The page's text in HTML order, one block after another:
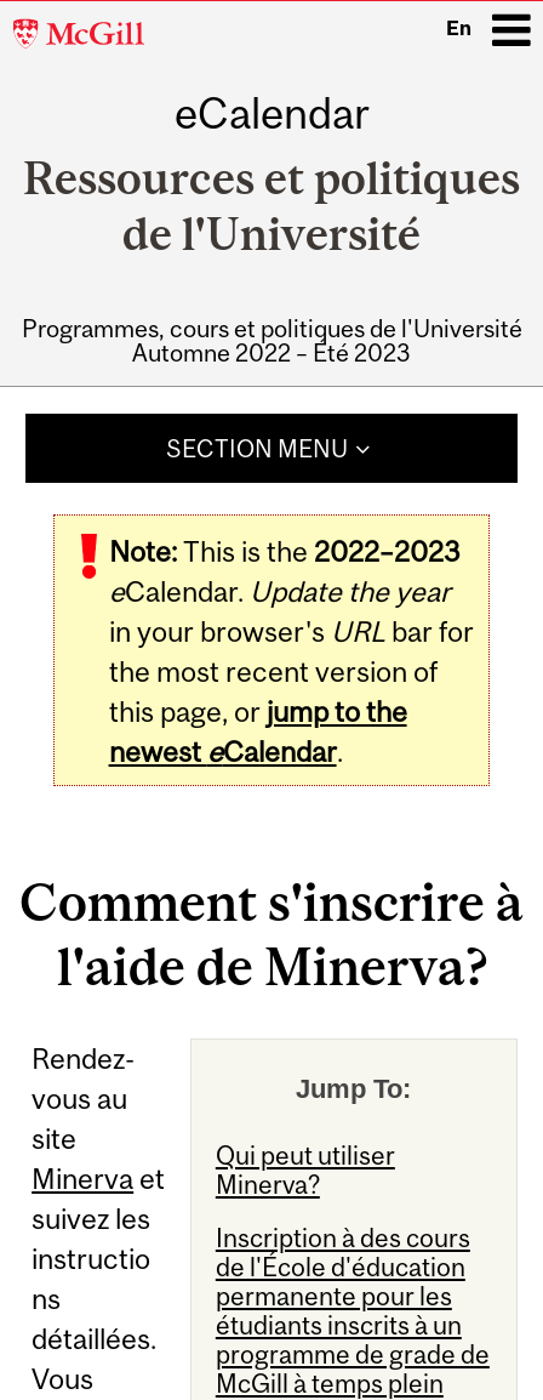
McGill
En
eCalendar
Ressources et politiques
de l'Université
Programmes, cours et politiques de l'Université
Automne 2022 – Été 2023
SECTION MENU
Note:This is the 2022–2023
eCalendar. Update the year
in your browser's URLbar for
the most recent version of
this page, or jump to the
newest eCalendar.
Comment s'inscrire à
l'aide de Minerva?
Jump To:
Qui peut utiliser
Minerva?
Inscription à des cours
de l'École d'éducation
permanente pour les
étudiants inscrits à un
programme de grade de
McGill à temps plein
Rendez-
vous au
site
Minerva et
suivez les
instructio
ns
détaillées.
Vous